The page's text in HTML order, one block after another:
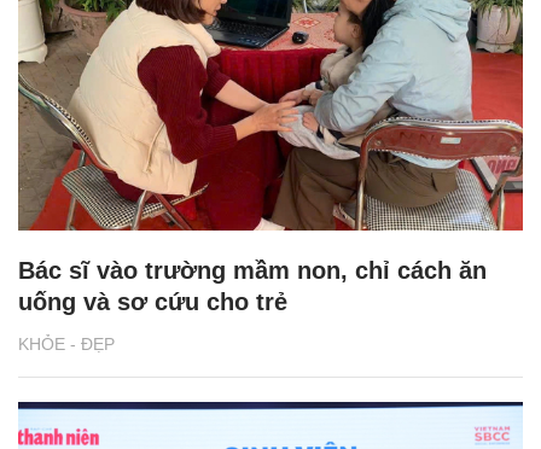
KHỎE - ĐẸP
Bác sĩ vào trường mầm non, chỉ cách ăn
uống và sơ cứu cho trẻ